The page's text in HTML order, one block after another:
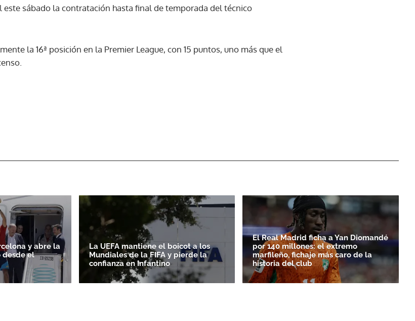
ACEPTAR
este sábado la contratación hasta final de temporada del técnico
la 16ª posición en la Premier League, con 15 puntos, uno más que el
y abre la
desde el
La UEFA mantiene el boicot a los
Mundiales de la FIFA y pierde la
confianza en Infantino
El Real Madrid ficha a Yan Diomandé
por 140 millones: el extremo
marfileño, fichaje más caro de la
historia del club